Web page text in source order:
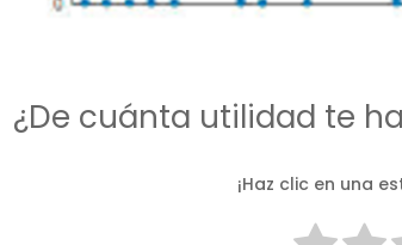
¿De cuánta utilidad te
¡Haz clic en una